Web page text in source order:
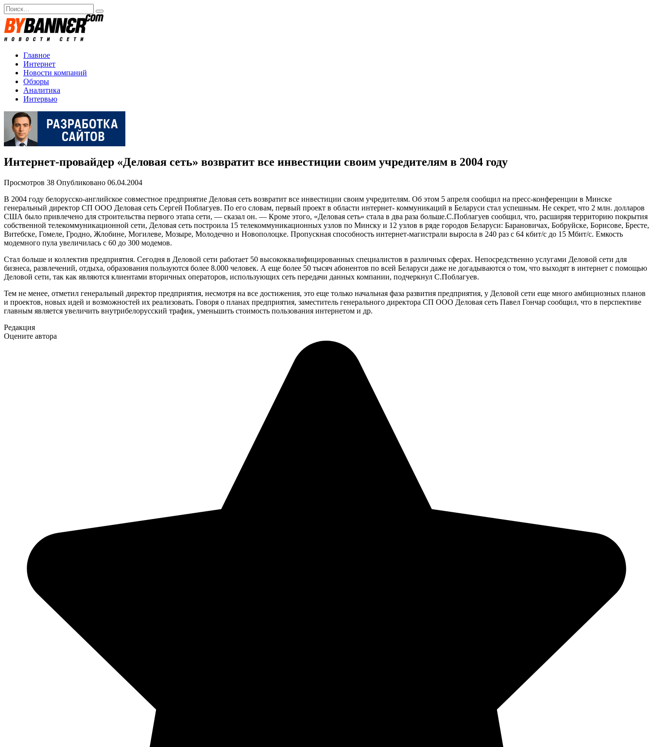
Перейти
к
содержанию
Search
for:
Главное
Интернет
Новости компаний
Обзоры
Аналитика
Интервью
Интернет-провайдер «Деловая сеть» возвратит все инвестиции своим учредителям в 2004 году
Просмотров 38 Опубликовано 06.04.2004
В 2004 году белорусско-английское совместное предприятие Деловая сеть возвратит все инвестиции своим учредителям. Об этом 5 апреля сообщил на пресс-конференции в Минске
генеральный директор СП ООО Деловая сеть Сергей Поблагуев. По его словам, первый проект в области интернет- коммуникаций в Беларуси стал успешным. Не секрет, что 2 млн. долларов
США было привлечено для строительства первого этапа сети, — сказал он. — Кроме этого, «Деловая сеть» стала в два раза больше.С.Поблагуев сообщил, что, расширяя территорию покрытия
собственной телекоммуникационной сети, Деловая сеть построила 15 телекоммуникационных узлов по Минску и 12 узлов в ряде городов Беларуси: Барановичах, Бобруйске, Борисове, Бресте,
Витебске, Гомеле, Гродно, Жлобине, Могилеве, Мозыре, Молодечно и Новополоцке. Пропускная способность интернет-магистрали выросла в 240 раз с 64 кбит/с до 15 Мбит/с. Емкость
модемного пула увеличилась с 60 до 300 модемов.
Стал больше и коллектив предприятия. Сегодня в Деловой сети работает 50 высококвалифицированных специалистов в различных сферах. Непосредственно услугами Деловой сети для
бизнеса, развлечений, отдыха, образования пользуются более 8.000 человек. А еще более 50 тысяч абонентов по всей Беларуси даже не догадываются о том, что выходят в интернет с помощью
Деловой сети, так как являются клиентами вторичных операторов, использующих сеть передачи данных компании, подчеркнул С.Поблагуев.
Тем не менее, отметил генеральный директор предприятия, несмотря на все достижения, это еще только начальная фаза развития предприятия, у Деловой сети еще много амбициозных планов
и проектов, новых идей и возможностей их реализовать. Говоря о планах предприятия, заместитель генерального директора СП ООО Деловая сеть Павел Гончар сообщил, что в перспективе
главным является увеличить внутрибелорусский трафик, уменьшить стоимость пользования интернетом и др.
Редакция
Оцените автора